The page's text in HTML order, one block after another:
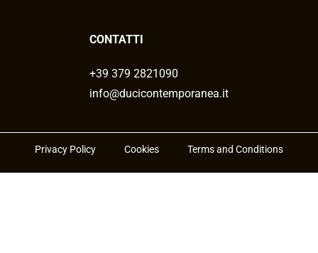
CONTATTI
+39 379 2821090
info@ducicontemporanea.it
Privacy Policy Cookies Terms and Conditions